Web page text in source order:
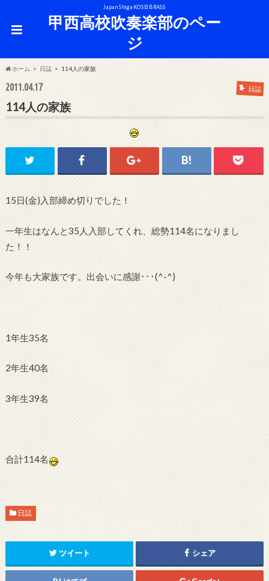
Japan Shiga KOSEI BRASS
甲西高校吹奏楽部のペー
ジ
ホーム 日誌 114人の家族
2011.04.17 日誌
114人の家族
15日(金)入部締め切りでした！
一年生はなんと35人入部してくれ、総勢114名になりまし
た！！
今年も大家族です。出会いに感謝･･･(^-^)
1年生35名
2年生40名
3年生39名
合計114名
日誌
ツイート シェア